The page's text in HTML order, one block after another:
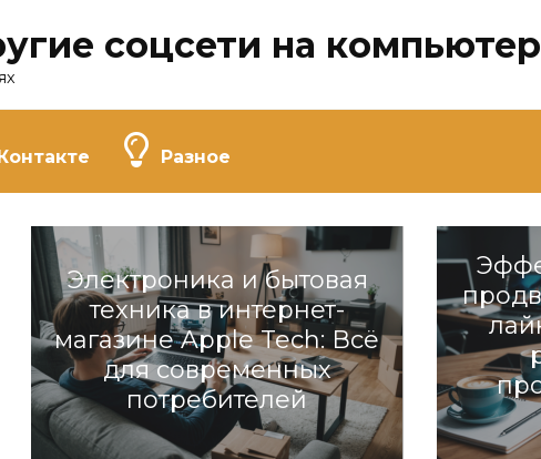
соцсети на компьютер
Разное
Электроника и бытовая
техника в интернет-
магазине Apple Tech: Всё
для современных
потребителей
Разное